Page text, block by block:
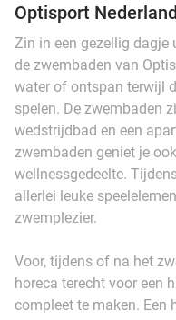
Optisport Nederland
Zin in een gezellig dagje
de zwembaden van
water of ontspan terwijl
spelen. De zwembaden
wedstrijdbad en een
zwembaden geniet je
wellnessgedeelte.
allerlei leuke
zwemplezier.
Voor, tijdens of na het
horeca terecht voor een
compleet te maken. Een